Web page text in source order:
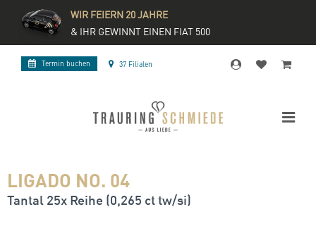
WIR FEIERN 20 JAHRE
& IHR GEWINNT EINEN FIAT 500
Termin buchen 37 Filialen
LIGADO NO. 04
Tantal 25x Reihe (0,265 ct tw/si)